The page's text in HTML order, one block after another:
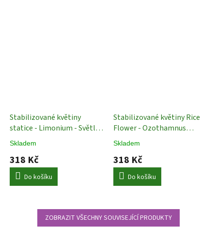
Stabilizované květiny
statice - Limonium - Světle
zelená - 70 cm
Stabilizované Rostliny
Skladem
318 Kč
Do košíku
Stabilizované květiny Rice
Flower - Ozothamnus
diosmifolius - Bělená - 60
cmStabilizované Rostliny
Skladem
318 Kč
Do košíku
ZOBRAZIT VŠECHNY SOUVISEJÍCÍ PRODUKTY